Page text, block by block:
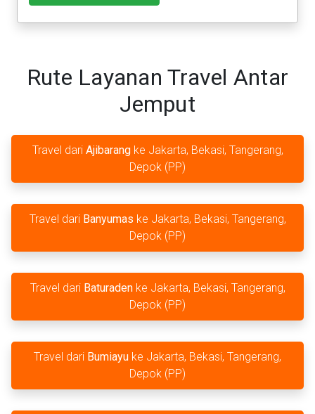
Rute Layanan Travel Antar
Jemput
Travel dari Ajibarangke Jakarta, Bekasi, Tangerang,
Depok (PP)
Travel dari Banyumas ke Jakarta, Bekasi, Tangerang,
Depok (PP)
Travel dari Baturadenke Jakarta, Bekasi, Tangerang,
Depok (PP)
Travel dari Bumiayu ke Jakarta, Bekasi, Tangerang,
Depok (PP)